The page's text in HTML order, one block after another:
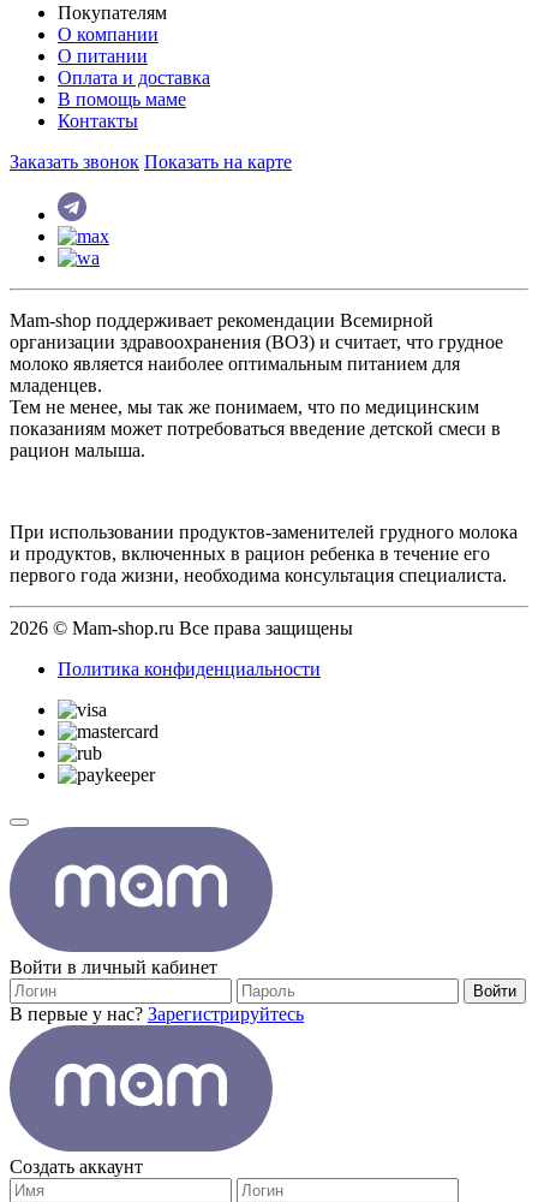
Покупателям
О компании
О питании
Оплата и доставка
В помощь маме
Контакты
Заказать звонок Показать на карте
Mam-shop поддерживает рекомендации Всемирной
организации здравоохранения (ВОЗ) и считает, что грудное
молоко является наиболее оптимальным питанием для
младенцев.
Тем не менее, мы так же понимаем, что по медицинским
показаниям может потребоваться введение детской смеси в
рацион малыша.
При использовании продуктов-заменителей грудного молока
и продуктов, включенных в рацион ребенка в течение его
первого года жизни, необходима консультация специалиста.
2026 © Mam-shop.ru Все права защищены
Политика конфиденциальности
Войти в личный кабинет
Войти
В первые у нас? Зарегистрируйтесь
Создать аккаунт